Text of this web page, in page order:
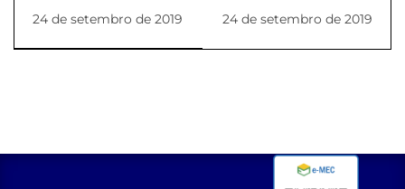
destaca a
verde no campus
24 de setembro de 2019
Salvação”
24 de setembro de 2019